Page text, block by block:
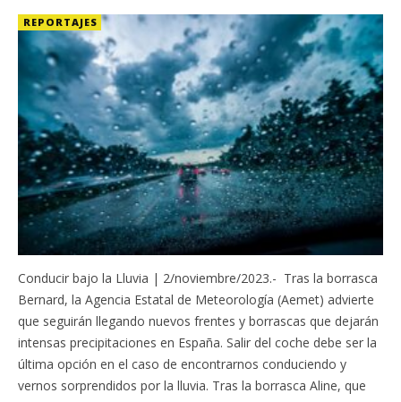
REPORTAJES
Conducir bajo la Lluvia | 2/noviembre/2023.- Tras la borrasca
Bernard, la Agencia Estatal de Meteorología (Aemet) advierte
que seguirán llegando nuevos frentes y borrascas que dejarán
intensas precipitaciones en España. Salir del coche debe ser la
última opción en el caso de encontrarnos conduciendo y
vernos sorprendidos por la lluvia. Tras la borrasca Aline, que